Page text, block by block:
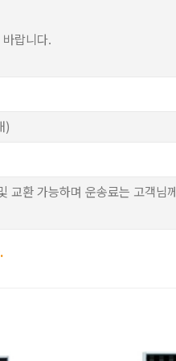
랍니다.
)
교환 가능하며 운송료는 고객님